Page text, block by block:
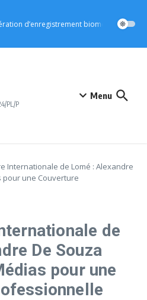
d’enregistrement biométrique
PL/P
Menu
Internationale de Lomé : Alexandre
pour une Couverture
de
De Souza
pour une